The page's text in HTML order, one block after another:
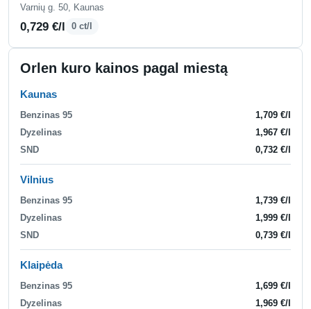
Varnių g. 50, Kaunas
0,729 €/l 0 ct/l
Orlen kuro kainos pagal miestą
Kaunas
Benzinas 95
1,709 €/l
Dyzelinas
1,967 €/l
SND
0,732 €/l
Vilnius
Benzinas 95
1,739 €/l
Dyzelinas
1,999 €/l
SND
0,739 €/l
Klaipėda
Benzinas 95
1,699 €/l
Dyzelinas
1,969 €/l